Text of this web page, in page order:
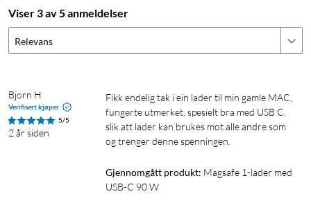
Viser 3 av 5 anmeldelser
Relevans
Bjørn H
Verifisert kjøper
5/5
2 år siden
Fikk endelig tak i ein lader til min gamle MAC,
fungerte utmerket, spesielt bra med USB C,
slik att lader kan brukes mot alle andre som
og trenger denne spenningen.
Gjennomgått produkt: Magsafe 1-lader med
USB-C 90 W